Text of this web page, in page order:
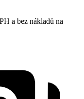
a bez nákladů na